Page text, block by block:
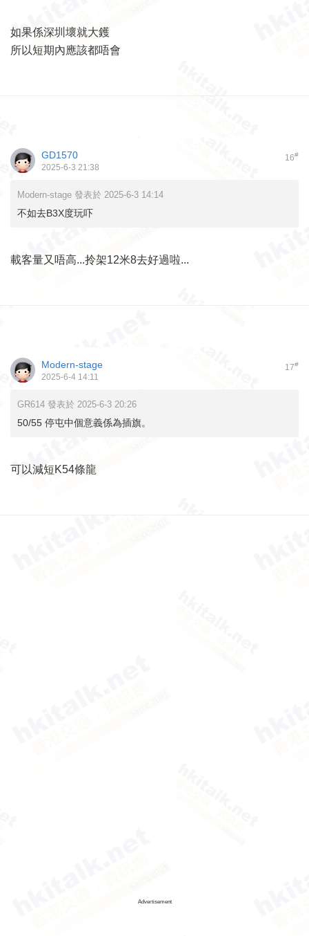
如果係深圳壞就大鑊
所以短期內應該都唔會
16#
GD1570
2025-6-3 21:38
Modern-stage 發表於 2025-6-3 14:14
不如去B3X度玩吓
載客量又唔高...拎架12米8去好過啦...
17#
Modern-stage
2025-6-4 14:11
GR614 發表於 2025-6-3 20:26
50/55 停屯中個意義係為插旗。
可以減短K54條龍
Advertisement